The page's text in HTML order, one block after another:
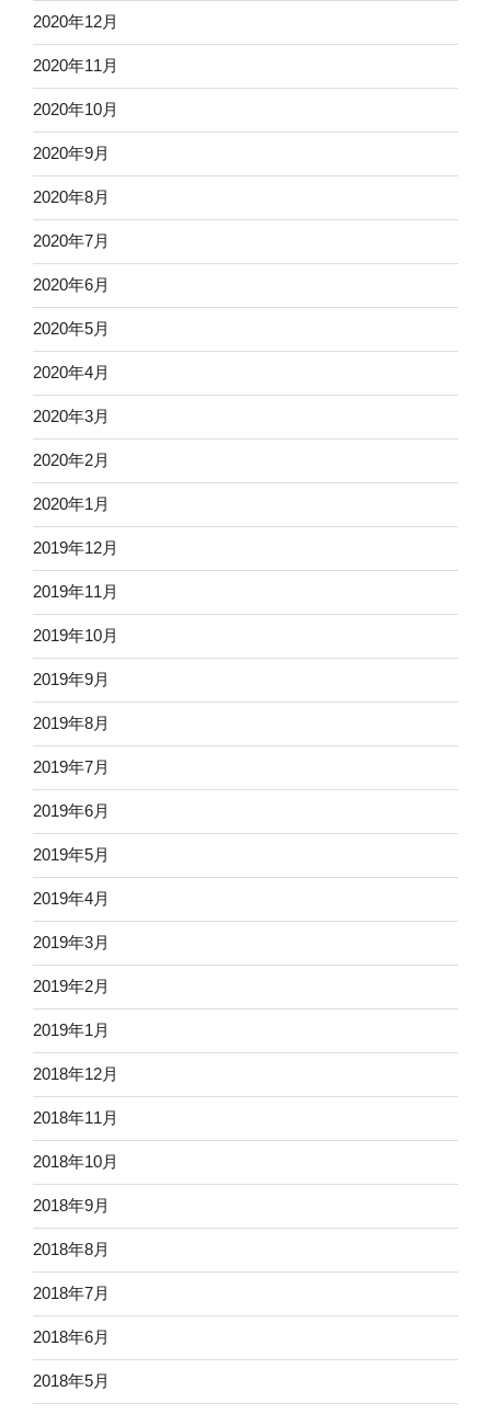
2020年12月
2020年11月
2020年10月
2020年9月
2020年8月
2020年7月
2020年6月
2020年5月
2020年4月
2020年3月
2020年2月
2020年1月
2019年12月
2019年11月
2019年10月
2019年9月
2019年8月
2019年7月
2019年6月
2019年5月
2019年4月
2019年3月
2019年2月
2019年1月
2018年12月
2018年11月
2018年10月
2018年9月
2018年8月
2018年7月
2018年6月
2018年5月